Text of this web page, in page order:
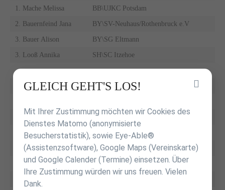
1. Mache Melissa BB\UJKC Potsdam
2. Bauernfeind Jana BY\SV-Neuhaus/Rothenbruck e.V
3. Bauer Alison BY\SG Eltmann
3. Looß Annika SH\SC Itzehoe
Männer
- 55 kg
1. Heyder Maximilian BY\ASV Naisa Ellerntal
2. Klemm Lukas WÜ\VFL Sindelfingen
3. Malewany Jens NW\Sport-Union Annen
- 60 kg
Inhalt
GLEICH GEHT'S LOS!
Mit Ihrer Zustimmung möchten wir Cookies des
Dienstes Matomo (anonymisierte
Besucherstatistik), sowie Eye-Able®
(Assistenzsoftware), Google Maps (Vereinskarte)
und Google Calender (Termine) einsetzen. Über
Ihre Zustimmung würden wir uns freuen. Vielen
Dank.